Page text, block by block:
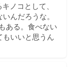
ノコとして、
んだろうな。
ある。食べない
いいと思うん